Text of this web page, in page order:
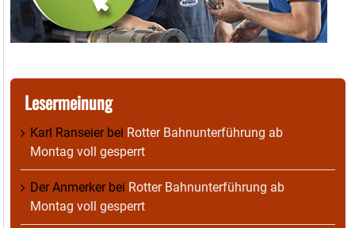
Lesermeinung
Karl Ranseierbei Rotter Bahnunterführung ab
Montag voll gesperrt
Der Anmerkerbei Rotter Bahnunterführung ab
Montag voll gesperrt